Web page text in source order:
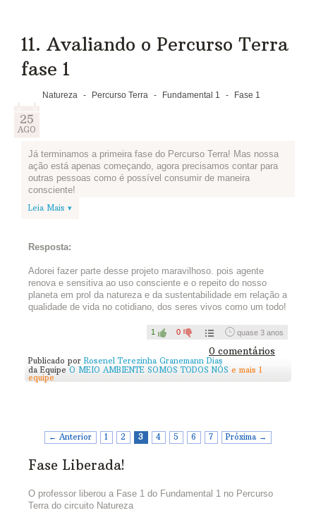
11. Avaliando o Percurso Terra
fase 1
Natureza - Percurso Terra - Fundamental 1 - Fase 1
25
AGO
Já terminamos a primeira fase do Percurso Terra! Mas nossa
ação está apenas começando, agora precisamos contar para
outras pessoas como é possível consumir de maneira
consciente!
Então, que tal nos ajudar a melhorar os percursos do Edukatu?
Leia Mais ▾
Resposta:
Adorei fazer parte desse projeto maravilhoso. pois agente
renova e sensitiva ao uso consciente e o repeito do nosso
planeta em prol da natureza e da sustentabilidade em relação a
qualidade de vida no cotidiano, dos seres vivos como um todo!
1 0 quase 3 anos
0 comentários
Publicado por Rosenel Terezinha Granemann Dias
da Equipe O MEIO AMBIENTE SOMOS TODOS NÓS e mais 1
equipe
← Anterior 1 2 3 4 5 6 7 Próxima →
Fase Liberada!
O professor liberou a Fase 1 do Fundamental 1 no Percurso
Terra do circuito Natureza